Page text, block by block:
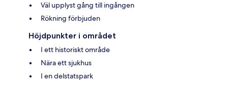
Väl upplyst gång till ingången
Rökning förbjuden
Höjdpunkter i området
I ett historiskt område
Nära ett sjukhus
I en delstatspark